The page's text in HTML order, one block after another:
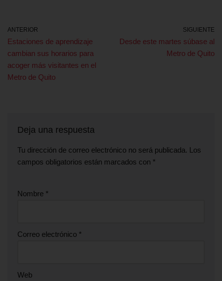
ANTERIOR
Estaciones de aprendizaje
cambian sus horarios para
acoger más visitantes en el
Metro de Quito
SIGUIENTE
Desde este martes súbase al
Metro de Quito
Deja una respuesta
Tu dirección de correo electrónico no será publicada. Los
campos obligatorios están marcados con *
Nombre *
Correo electrónico *
Web